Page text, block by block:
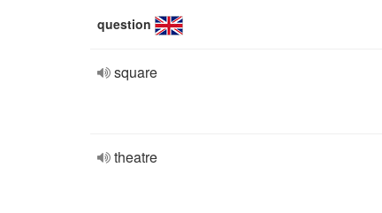
question
square
theatre